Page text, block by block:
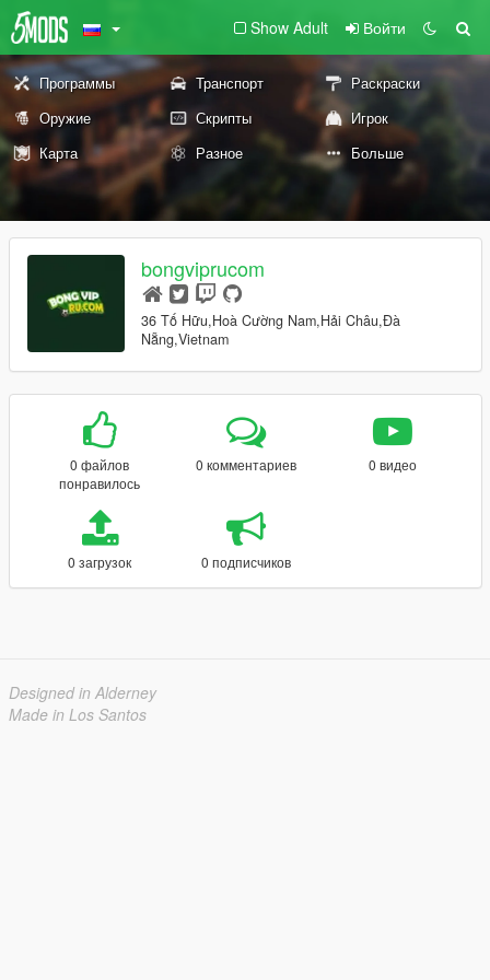
Show Adult Войти
Программы Транспорт
Раскраски
Оружие
Скрипты
Игрок
Карта
Разное Больше
bongviprucom
36 Tố Hữu,Hoà Cường Nam,Hải Châu,Đà
Nẵng,Vietnam
0 файлов
понравилось
0 комментариев 0 видео
0 загрузок 0 подписчиков
Designed in Alderney
Made in Los Santos